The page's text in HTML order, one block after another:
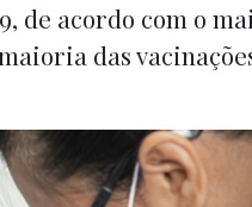
de acordo com o
das